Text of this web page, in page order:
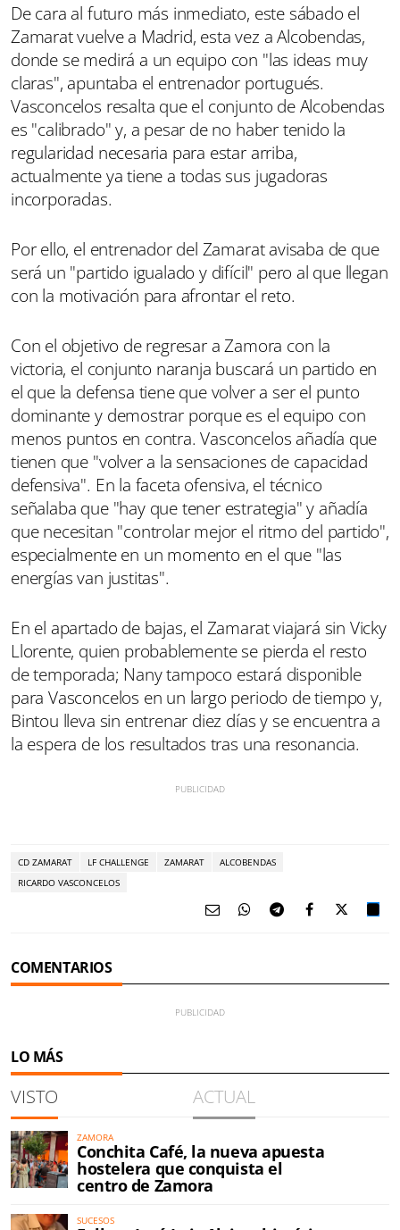
De cara al futuro más inmediato, este sábado el
Zamarat vuelve a Madrid, esta vez a Alcobendas,
donde se medirá a un equipo con "las ideas muy
claras", apuntaba el entrenador portugués.
Vasconcelos resalta que el conjunto de Alcobendas
es "calibrado" y, a pesar de no haber tenido la
regularidad necesaria para estar arriba,
actualmente ya tiene a todas sus jugadoras
incorporadas.
Por ello, el entrenador del Zamarat avisaba de que
será un "partido igualado y difícil" pero al que llegan
con la motivación para afrontar el reto.
Con el objetivo de regresar a Zamora con la
victoria, el conjunto naranja buscará un partido en
el que la defensa tiene que volver a ser el punto
dominante y demostrar porque es el equipo con
menos puntos en contra. Vasconcelos añadía que
tienen que "volver a la sensaciones de capacidad
defensiva". En la faceta ofensiva, el técnico
señalaba que "hay que tener estrategia" y añadía
que necesitan "controlar mejor el ritmo del partido",
especialmente en un momento en el que "las
energías van justitas".
En el apartado de bajas, el Zamarat viajará sin Vicky
Llorente, quien probablemente se pierda el resto
de temporada; Nany tampoco estará disponible
para Vasconcelos en un largo periodo de tiempo y,
Bintou lleva sin entrenar diez días y se encuentra a
la espera de los resultados tras una resonancia.
CD ZAMARAT LF CHALLENGE ZAMARAT
ALCOBENDAS
RICARDO VASCONCELOS
COMENTARIOS
LO MÁS
VISTO ACTUAL
ZAMORA
Conchita Café, la nueva apuesta
hostelera que conquista el
centro de Zamora
SUCESOS